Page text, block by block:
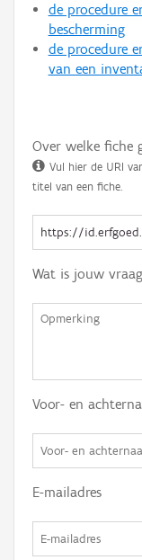
de procedure
bescherming
de procedure
van een
Over welke fiche
Vul hier de URI
titel van een fiche.
Wat is jouw
Voor- en
E-mailadres